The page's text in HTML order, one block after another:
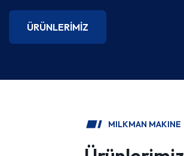
ÜRÜNLERIMIZ
MILKMAN MAKINE